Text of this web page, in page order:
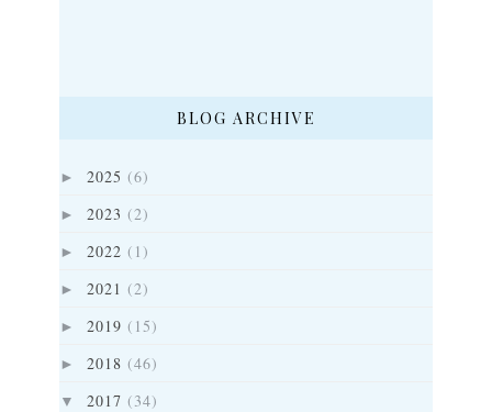
BLOG ARCHIVE
► 2025 (6)
► 2023 (2)
► 2022 (1)
► 2021 (2)
► 2019 (15)
► 2018 (46)
▼ 2017 (34)